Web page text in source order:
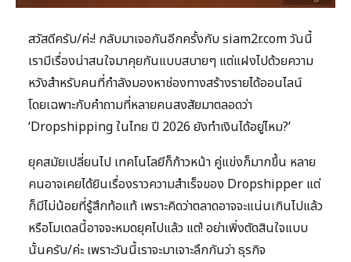
สวัสดีครับ/ค่ะ! กลับมาเจอกันอีกครั้งกับ siam2r.com วันนี้
เรามีเรื่องน่าสนใจมาคุยกันแบบสบายๆ แต่แฝงไปด้วยความ
หวังสำหรับคนที่กำลังมองหาช่องทางสร้างรายได้ออนไลน์
โดยเฉพาะกับคำถามที่หลายคนสงสัยมาตลอดว่า
‘Dropshipping ในไทย ปี 2026 ยังทำเงินได้อยู่ไหม?’
ยุคสมัยเปลี่ยนไป เทคโนโลยีก็ก้าวหน้า คู่แข่งก็มากขึ้น หลาย
คนอาจเคยได้ยินเรื่องราวความสำเร็จของ Dropshipper แต่
ก็มีไม่น้อยที่รู้สึกท้อแท้ เพราะคิดว่าตลาดอาจจะแน่นเกินไปแล้ว
หรือโมเดลนี้อาจจะหมดยุคไปแล้ว แต่! อย่าเพิ่งตัดสินใจแบบ
นั้นครับ/ค่ะ เพราะวันนี้เราจะมาเจาะลึกกันว่า ธุรกิจ